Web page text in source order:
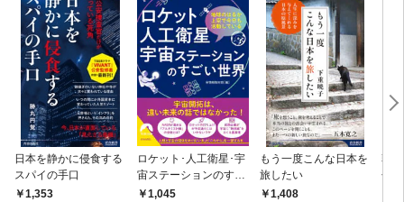
日本を静かに侵食する
スパイの手口
1,353
ロケット･人工衛星･宇
宙ステーションのすご
い世界
1,045
もう一度こんな日本を
旅したい
1,408
朝
分